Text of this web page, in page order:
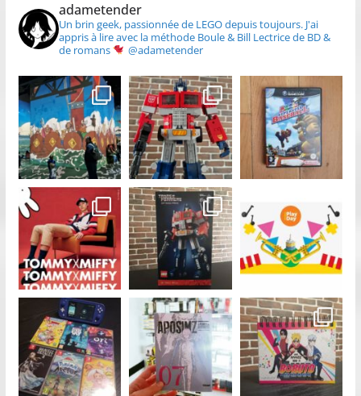
adametender
Un brin geek, passionnée de LEGO depuis toujours.J'ai
appris à lire avec la méthode Boule & Bill Lectrice de BD &
de romans
@adametender